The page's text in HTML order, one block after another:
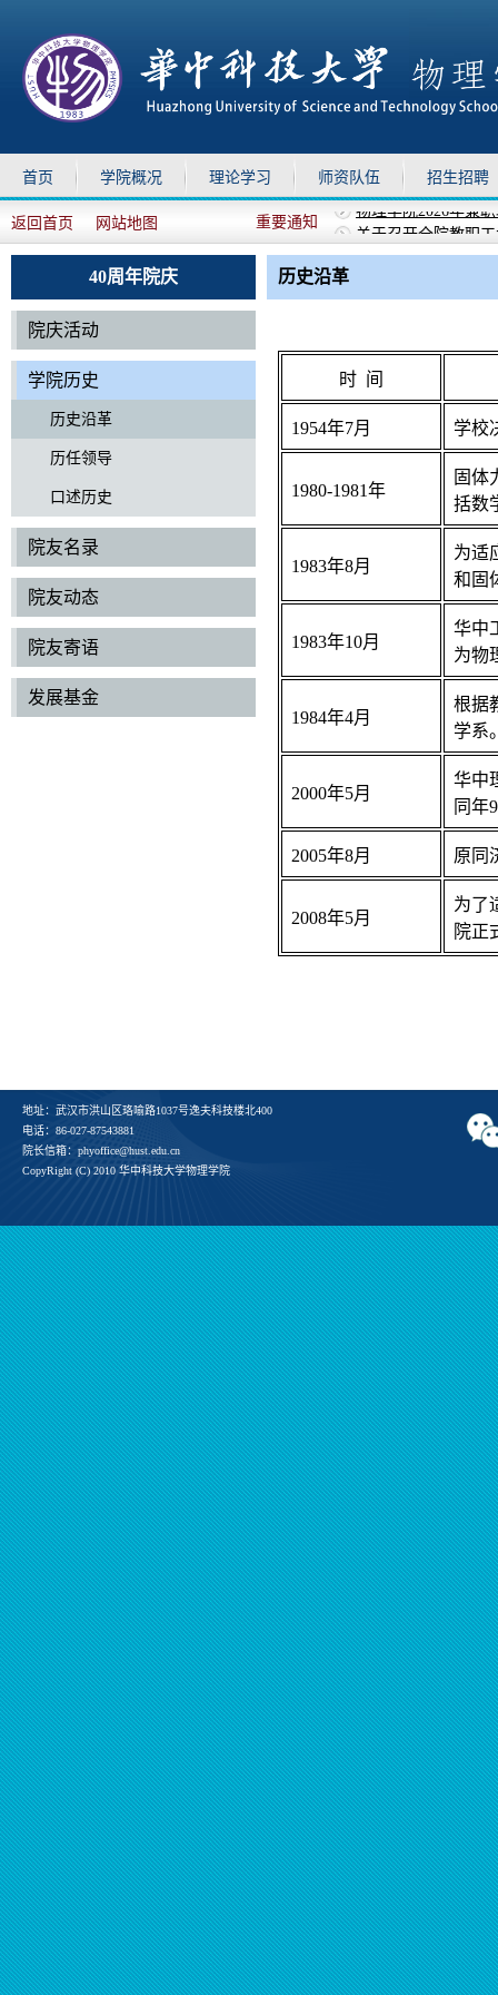
首页 学院概况 理论学习 师资队伍 招生招聘
返回首页 网站地图 重要通知
关于召开全院教职
关于召开全院教职
上移 下移
40周年院庆
院庆活动
学院历史
历史沿革
历任领导
口述历史
院友名录
院友动态
院友寄语
发展基金
历史沿革
时 间
1954年7月 学校
1980-1981年
固体
括数
1983年8月
为适
和固
1983年10月
华中
为物
1984年4月
根据
学系
2000年5月
华中
同年
2005年8月 原同
2008年5月
为了
院正
地址：武汉市洪山区珞喻路1037号逸夫科技楼北400
电话：86-027-87543881
院长信箱：phyoffice@hust.edu.cn
CopyRight (C) 2010 华中科技大学物理学院